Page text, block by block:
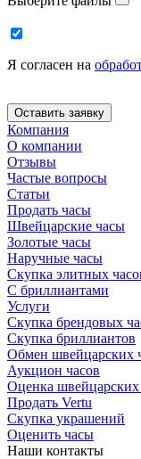
Я согласен на
Компания
О компании
Отзывы
Частые вопросы
Статьи
Продать часы
Швейцарские часы
Золотые часы
Наручные часы
Скупка элитных
С бриллиантами
Услуги
Скупка брендовых
Скупка бриллиантов
Обмен швейцарских
Аукцион часов
Оценка швейцарских
Продать Vertu
Скупка украшений
Оценить часы
Наши контакты